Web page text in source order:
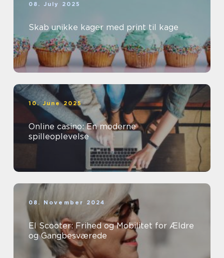
08. July 2025
Skab unikke kager med print til kage
10. June 2025
Online casino: En moderne
spilleoplevelse
08. November 2024
El Scooter: Frihed og Mobilitet for Ældre
og Gangbesværede